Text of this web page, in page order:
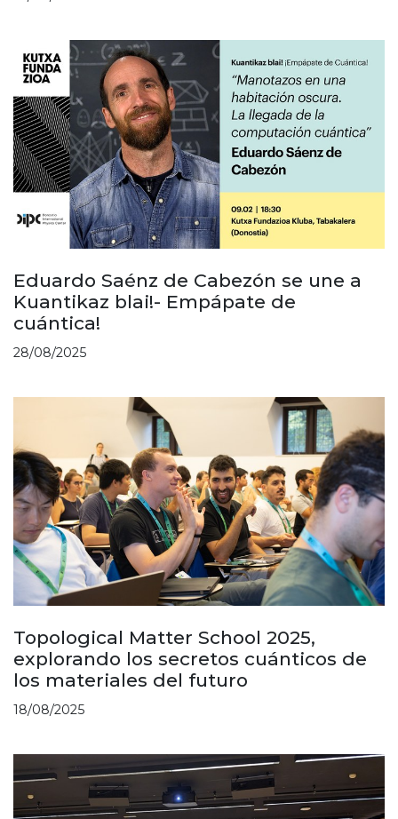
Eduardo Saénz de Cabezón se une a
Kuantikaz blai!- Empápate de
cuántica!
28/08/2025
Topological Matter School 2025,
explorando los secretos cuánticos de
los materiales del futuro
18/08/2025